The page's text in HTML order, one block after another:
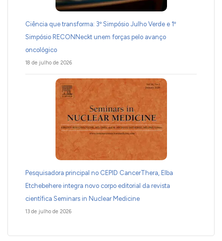
Ciência que transforma: 3º Simpósio Julho Verde e 1º
Simpósio RECONNeckt unem forças pelo avanço
oncológico
18 de julho de 2026
Pesquisadora principal no CEPID CancerThera, Elba
Etchebehere integra novo corpo editorial da revista
científica Seminars in Nuclear Medicine
13 de julho de 2026